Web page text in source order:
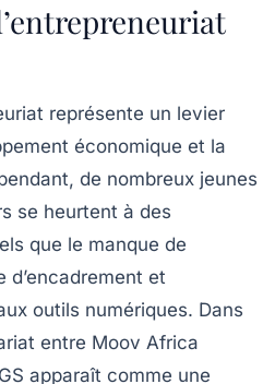
représente un levier
économique et la
de nombreux jeunes
se heurtent à des
que le manque de
d’encadrement et
outils numériques. Dans
entre Moov Africa
apparaît comme une